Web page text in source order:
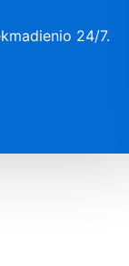
24/7.